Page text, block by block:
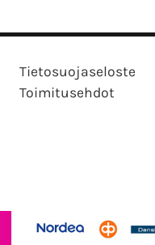
Tietosuojaseloste
Toimitusehdot